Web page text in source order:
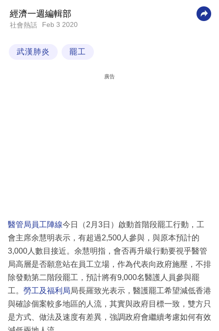
業
科
區
經濟一週編輯部
社會熱話 Feb 3 2020
武漢肺炎 罷工
廣告
醫管局員工陣線今日（2月3日）啟動首階段罷工行動，工
會主席余慧明表示，有超過2,500人參與，與原本預計的
3,000人數目接近。余慧明指，會否再升級行動要視乎醫管
局高層是否願意站在員工立場，作為代表向政府施壓，不排
除發動第二階段罷工，預計將有9,000名醫護人員參與罷
工。 勞工及福利局局長羅致光表示，醫護罷工希望減低香港
與確診個案較多地區的人流，其實與政府目標一致，雙方只
是方式、做法及速度有差異，強調政府會繼續考慮如何有效